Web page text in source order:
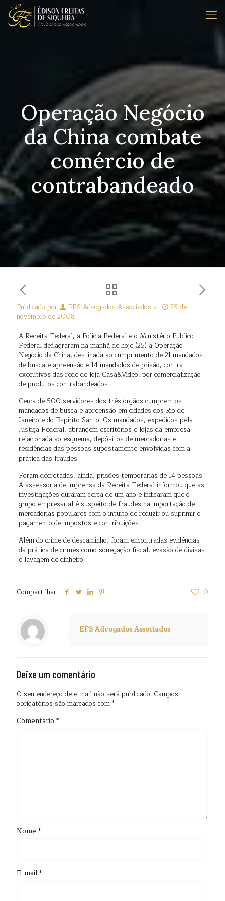
Operação Negócio
da China combate
comércio de
contrabandeado
Publicado por EFS Advogados Associados at
25 de
novembro de 2008
A Receita Federal, a Polícia Federal e o Ministério Público
Federal deflagraram na manhã de hoje (25) a Operação
Negócio da China, destinada ao cumprimento de 21 mandados
de busca e apreensão e 14 mandados de prisão, contra
executivos das rede de loja Casa&Vídeo, por comercialização
de produtos contrabandeados.
Cerca de 500 servidores dos três órgãos cumprem os
mandados de busca e apreensão em cidades dos Rio de
Janeiro e do Espírito Santo. Os mandados, expedidos pela
Justiça Federal, abrangem escritórios e lojas da empresa
relacionada ao esquema, depósitos de mercadorias e
residências das pessoas supostamente envolvidas com a
prática das fraudes.
Foram decretadas, ainda, prisões temporárias de 14 pessoas.
A assessoria de imprensa da Receita Federal informou que as
investigações duraram cerca de um ano e indicaram que o
grupo empresarial é suspeito de fraudes na importação de
mercadorias populares com o intuito de reduzir ou suprimir o
pagamento de impostos e contribuições.
Além do crime de descaminho, foram encontradas evidências
da prática de crimes como sonegação fiscal, evasão de divisas
e lavagem de dinheiro.
Compartilhar 0
EFS Advogados Associados
Deixe um comentário
O seu endereço de e-mail não será publicado. Campos
obrigatórios são marcados com*
Comentário *
Nome *
E-mail*